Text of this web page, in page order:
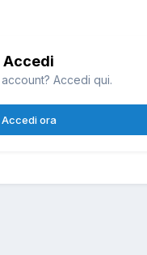
Accedi
Accedi qui.
Accedi ora